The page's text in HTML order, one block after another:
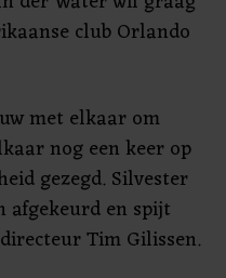
club Orlando
met elkaar om
nog een keer op
gezegd. Silvester
afgekeurd en spijt
Tim Gilissen.